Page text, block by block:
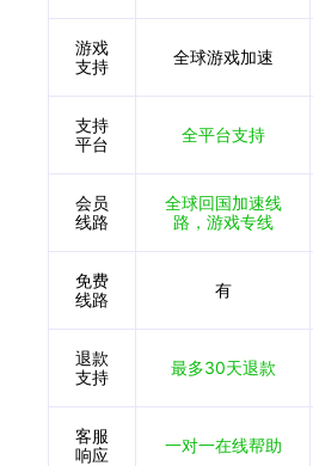
游戏
支持
全球游戏加速
支持
平台
全平台支持
会员
线路
全球回国加速线
路，游戏专线
免费
线路
有
退款
支持
最多30天退款
客服
响应
一对一在线帮助